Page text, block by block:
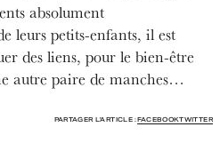
absolument
leurs petits-enfants, il est
des liens, pour le bien-être
autre paire de manches…
PARTAGER L'ARTICLE :FACEBOOKTWITTER